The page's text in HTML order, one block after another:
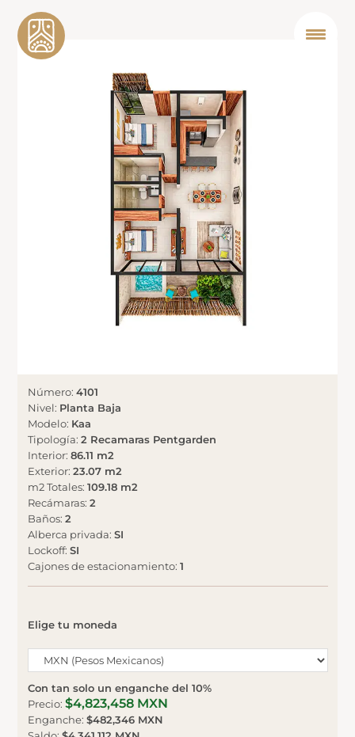
Número: 4101
Nivel: Planta Baja
Modelo: Kaa
Tipología: 2 Recamaras Pentgarden
Interior: 86.11 m2
Exterior: 23.07 m2
m2 Totales: 109.18 m2
Recámaras: 2
Baños: 2
Alberca privada: SI
Lockoff: SI
Cajones de estacionamiento: 1
Elige tu moneda
Con tan solo un enganche del 10%
Precio: $4,823,458 MXN
Enganche: $482,346 MXN